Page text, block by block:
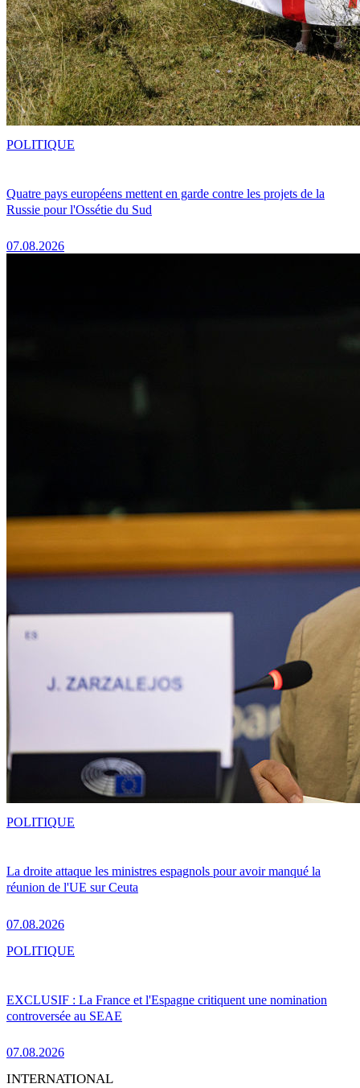
Quatre pays européens mettent en garde contre les projets de la
Russie pour l'Ossétie du Sud
07.08.2026
POLITIQUE
La droite attaque les ministres espagnols pour avoir manqué la
réunion de l'UE sur Ceuta
07.08.2026
POLITIQUE
EXCLUSIF : La France et l'Espagne critiquent une nomination
controversée au SEAE
07.08.2026
POLITIQUE
INTERNATIONAL